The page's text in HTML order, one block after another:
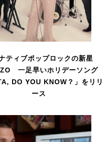
ティブポップロックの新星
一足早いホリデーソング
DO YOU KNOW？」をリリ
ース